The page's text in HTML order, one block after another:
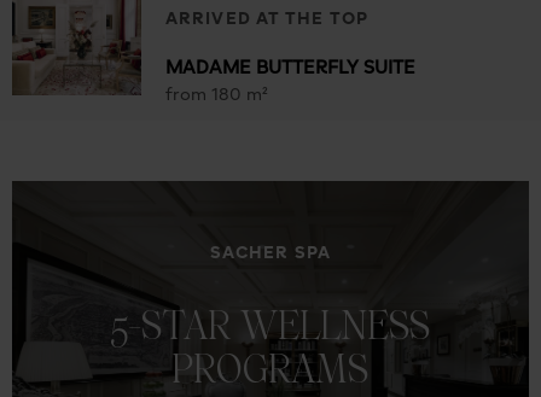
ARRIVED AT THE TOP
MADAME BUTTERFLY SUITE
from 180 m²
SACHER SPA
5-STAR WELLNESS
PROGRAMS